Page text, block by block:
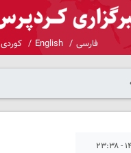
فارسی English کوردی